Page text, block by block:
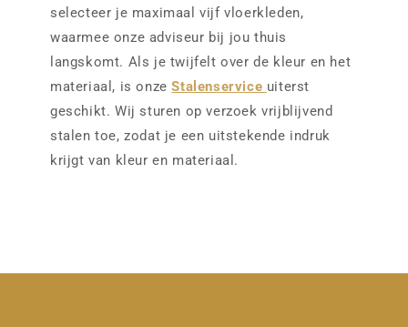
selecteer je maximaal vijf vloerkleden,
waarmee onze adviseur bij jou thuis
langskomt. Als je twijfelt over de kleur en het
materiaal, is onzeStalenservice uiterst
geschikt. Wij sturen op verzoek vrijblijvend
stalen toe, zodat je een uitstekende indruk
krijgt van kleur en materiaal.